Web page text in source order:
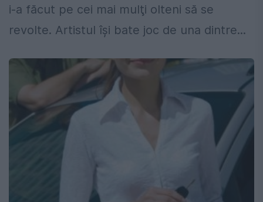
i-a făcut pe cei mai mulţi olteni să se
revolte. Artistul îşi bate joc de una dintre...